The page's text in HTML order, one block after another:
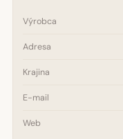
Výrobca
Adresa
Krajina
E-mail
Web